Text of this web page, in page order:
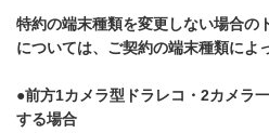
特約の端末種類を変更しない場合の
については、ご契約の端末種類によ
●前方1カメラ型ドラレコ・2カメラ
する場合